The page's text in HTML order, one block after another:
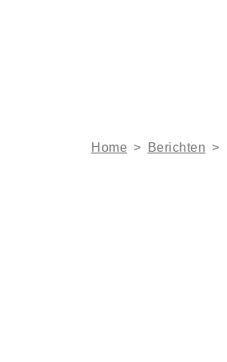
Home > Berichten >